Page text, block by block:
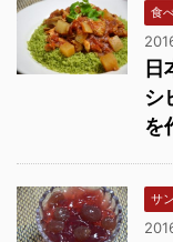
食
日
シ
を
サ